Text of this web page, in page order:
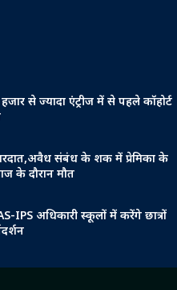
से ज्यादा एंट्रीज में से पहले कॉहोर्ट
संबंध के शक में प्रेमिका के
के दौरान मौत
IPS अधिकारी स्कूलों में करेंगे छात्रों